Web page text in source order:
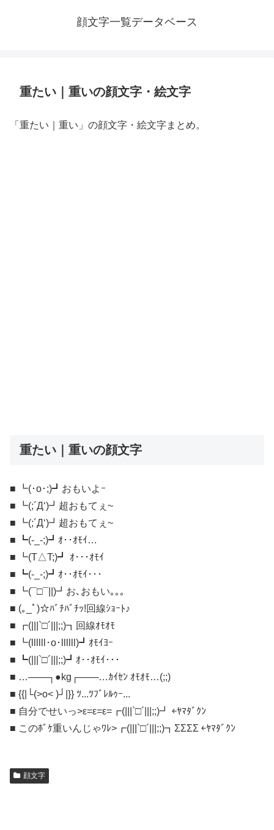
顔文字一覧データベース
重たい｜重いの顔文字・絵文字
「重たい｜重い」の顔文字・絵文字まとめ。
重たい｜重いの顔文字
■ ┗(･o･;)┛おもいよｰ
■ ┗(;´Д‘)┛超おもてぇ~
■ ┗(;´Д‘)┛超おもてぇ~
■ ┗(-_-;)┛ｵ･･ｵﾓｲ…
■ ┗(T△T;)┛ ｵ･･･ｵﾓｲ
■ ┗(-_-;)┛ｵ･･ｵﾓｲ･･･
■ ┗(¯□¯||)┛お､おもい｡｡｡
■ (｡_ﾟ)☆ﾊﾞﾁﾊﾞﾁｯ!回線ｼｮｰﾄ♪
■ ┏(|||`□´|||;;)┓回線ｵﾓｵﾓ
■ ┗(llllll･o･llllll)┛ｵﾓｲﾖｰ
■ ┗(|||`□´|||;;)┛ｵ･･ｵﾓｲ･･･
■ …───┐●kg┌───…ｶｲｾﾝ ｵﾓｵﾓ…(;;)
■ {{|└(>o< )┘|}} ﾂ...ﾂﾌﾞﾚﾙｩｰ...
■ 自分でせいっ>ε=ε=ε=┏(|||`□´|||;;)┛ ￩ﾔﾏﾀﾞｸﾝ
■ このﾎﾞｹ重いんじゃﾜﾚ>┏(|||`□´|||;;)┓ΣΣΣΣ ￩ﾔﾏﾀﾞｸﾝ
顔文字